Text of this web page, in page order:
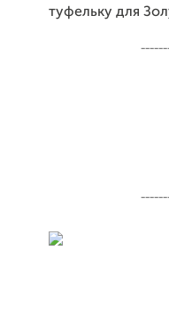
туфельку для